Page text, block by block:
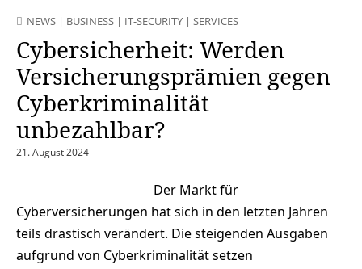
NEWS | BUSINESS | IT-SECURITY | SERVICES
Cybersicherheit: Werden
Versicherungsprämien gegen
Cyberkriminalität
unbezahlbar?
21. August 2024
Der Markt für
Cyberversicherungen hat sich in den letzten Jahren
teils drastisch verändert. Die steigenden Ausgaben
aufgrund von Cyberkriminalität setzen